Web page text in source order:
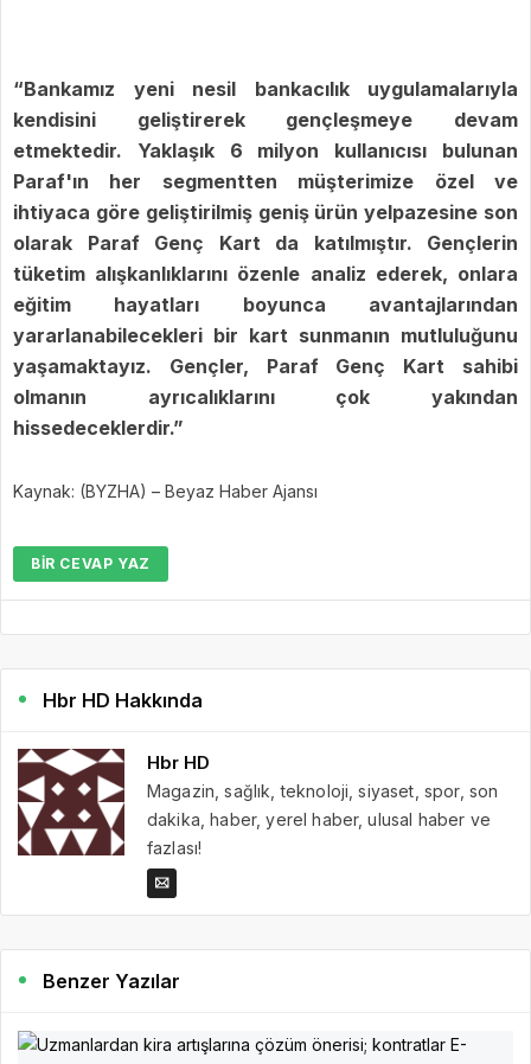
“Bankamız yeni nesil bankacılık uygulamalarıyla
kendisini geliştirerek gençleşmeye devam
etmektedir. Yaklaşık 6 milyon kullanıcısı bulunan
Paraf'ın her segmentten müşterimize özel ve
ihtiyaca göre geliştirilmiş geniş ürün yelpazesine son
olarak Paraf Genç Kart da katılmıştır. Gençlerin
tüketim alışkanlıklarını özenle analiz ederek, onlara
eğitim hayatları boyunca avantajlarından
yararlanabilecekleri bir kart sunmanın mutluluğunu
yaşamaktayız. Gençler, Paraf Genç Kart sahibi
olmanın ayrıcalıklarını çok yakından
hissedeceklerdir.”
Kaynak: (BYZHA) – Beyaz Haber Ajansı
BIR CEVAP YAZ
Hbr HD Hakkında
Hbr HD
Magazin, sağlık, teknoloji, siyaset, spor, son
dakika, haber, yerel haber, ulusal haber ve
fazlası!
Benzer Yazılar